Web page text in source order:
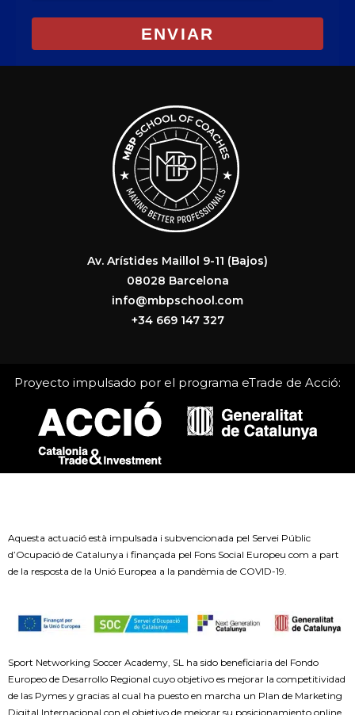
ENVIAR
Av. Arístides Maillol 9-11 (Bajos)
08028 Barcelona
info@mbpschool.com
+34 669 147 327
Proyecto impulsado por el programa eTrade de Acció:
Aquesta actuació està impulsada i subvencionada pel Servei Públic
d’Ocupació de Catalunya i finançada pel Fons Social Europeu com a part
de la resposta de la Unió Europea a la pandèmia de COVID-19.
Sport Networking Soccer Academy, SL ha sido beneficiaria del Fondo
Europeo de Desarrollo Regional cuyo objetivo es mejorar la competitividad
de las Pymes y gracias al cual ha puesto en marcha un Plan de Marketing
Digital Internacional con el objetivo de mejorar su posicionamiento online